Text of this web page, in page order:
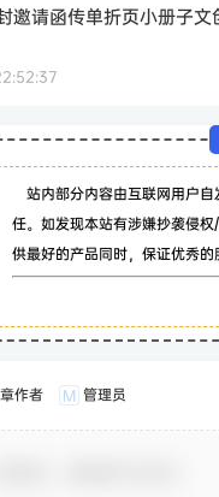
邀请函传单折页小册子文
站内部分内容由互联网用户
任。如发现本站有涉嫌抄袭侵
供最好的产品同时，保证优秀的
作者 M 管理员